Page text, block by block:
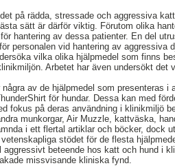
på rädda, stressade och aggressiva
sätt är därför viktig. Förutom olika
hantering av dessa patienter. En del
personalen vid hantering av aggressiva
vilka olika hjälpmedel som finns
Arbetet har även undersökt
av de hjälpmedel som presenteras i
för hundar. Dessa kan med
fokus på deras användning i klinikmiljö
munkorgar, Air Muzzle, kattväska,
i ett flertal artiklar och böcker, dock
stödet för de flesta
beteende hos katt och hund i
missvisande kliniska fynd.